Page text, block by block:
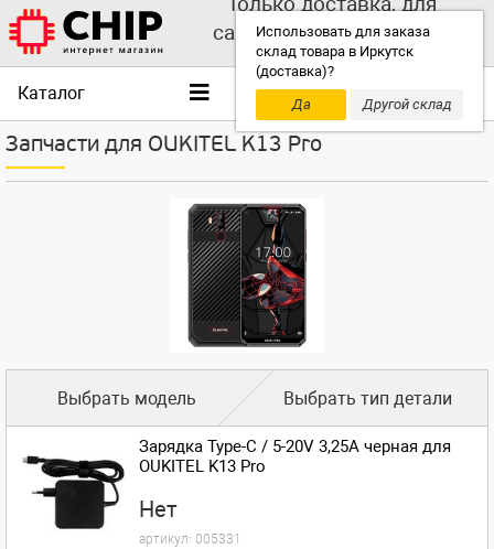
Использовать для заказа
склад товара в Иркутск
(доставка)?
Да
Другой склад
самовывоза выбирайте
другой склад!
Каталог
Запчасти для OUKITEL K13 Pro
Выбрать модель Выбрать тип детали
Зарядка Type-C / 5-20V 3,25A черная для
OUKITEL K13 Pro
Нет
артикул: 005331